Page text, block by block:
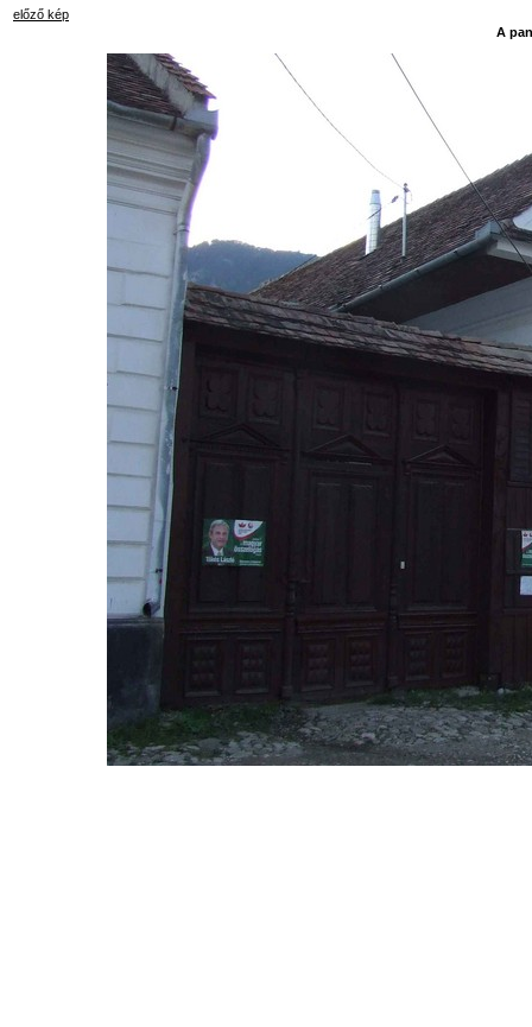
előző kép
A